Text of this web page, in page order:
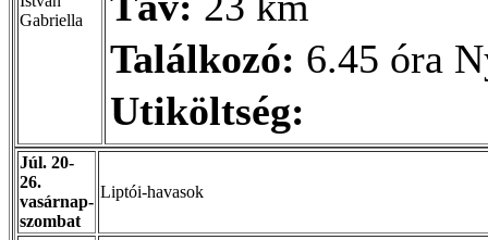
Gabriella
Találkozó: 6.45 óra
Utiköltség:
Júl. 20-
26.
vasárnap-
szombat
Liptói-havasok